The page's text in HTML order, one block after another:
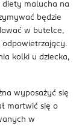
diety malucha na
będzie
w butelce,
odpowietrzający.
kolki u dziecka,
wyposażyć się
martwić się o
w